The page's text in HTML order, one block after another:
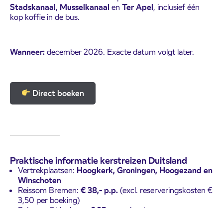
Stadskanaal, Musselkanaal en Ter Apel, inclusief één
kop koffie in de bus.
Wanneer:december 2026. Exacte datum volgt later.
Direct boeken
Praktische informatie kerstreizen Duitsland
Vertrekplaatsen: Hoogkerk, Groningen, Hoogezand en
Winschoten
Reissom Bremen: € 38,- p.p.(excl. reserveringskosten €
3,50 per boeking)